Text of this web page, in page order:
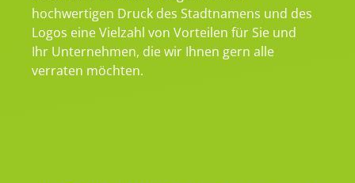
hochwertigen Druck des Stadtnamens und des
Logos eine Vielzahl von Vorteilen für Sie und
Ihr Unternehmen, die wir Ihnen gern alle
verraten möchten.